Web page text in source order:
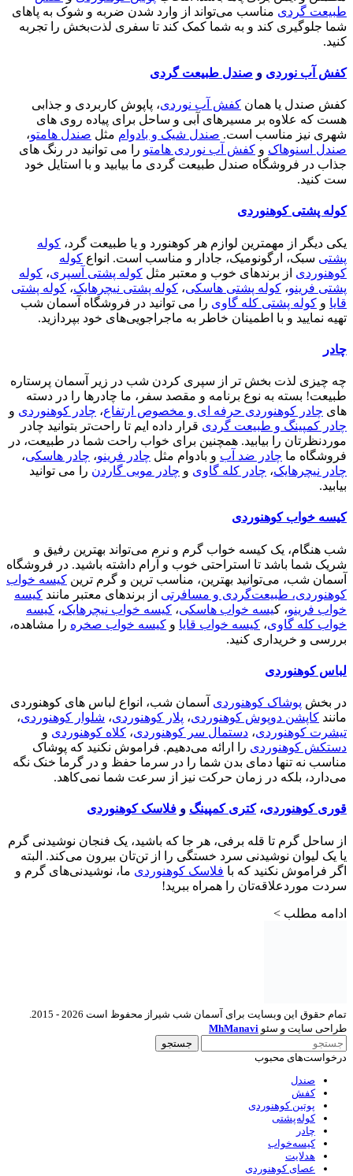
طبیعت گردی مناسب می‌تواند از وارد شدن ضربه و شوک به پاهای
شما جلوگیری کند و به شما کمک کند تا سفری لذت‌بخش را تجربه
کنید.
کفش آب نوردی و صندل طبیعت گردی
کفش صندل یا همان کفش آب نوردی، پاپوش کاربردی و جذابی
هست که علاوه بر مسیرهای آبی و ساحل برای پیاده روی های
شهری نیز مناسب است. صندل شیک و بادوام مثل صندل هامتو،
صندل اسنوهاک و کفش آب نوردی هامتو را می توانید در رنگ های
جذاب در فروشگاه صندل طبیعت گردی ما بیابید و با استایل خود
ست کنید.
کوله پشتی کوهنوردی
یکی دیگر از مهمترین لوازم هر کوهنورد و یا طبیعت گرد، کوله
پشتی سبک، ارگونومیک، جادار و مناسب است. انواع کوله
کوهنوردی از برندهای خوب و معتبر مثل کوله پشتی آسپری، کوله
پشتی فرینو، کوله پشتی هاسکی، کوله پشتی نیچرهایک، کوله پشتی
قایا و کوله پشتی کله گاوی را می توانید در فروشگاه آسمان شب
تهیه نمایید و با اطمینان خاطر به ماجراجویی‌های خود بپردازید.
چادر
چه چیزی لذت بخش تر از سپری کردن شب در زیر آسمان پرستاره
طبیعت! بسته به نوع برنامه و مقصد سفر، ما چادرها را در دسته
های چادر کوهنوردی حرفه ای و مخصوص ارتفاع، چادر کوهنوردی و
چادر کمپینگ و طبیعت گردی قرار داده ایم تا راحت‌تر بتوانید چادر
موردنظرتان را بیابید. همچنین برای خواب راحت شما در طبیعت، در
فروشگاه ما چادر ضد آب و بادوام مثل چادر فرینو، چادر هاسکی،
چادر نیچرهایک، چادر کله گاوی و چادر موبی گاردن را می توانید
بیابید.
کیسه خواب کوهنوردی
شب هنگام، یک کیسه خواب گرم و نرم می‌تواند بهترین رفیق و
شریک شما باشد تا استراحتی خوب و آرام داشته باشید. در فروشگاه
آسمان شب، می‌توانید بهترین، مناسب ترین و گرم ترین کیسه خواب
کوهنوردی، طبیعت‌گردی و مسافرتی از برندهای معتبر مانند کیسه
خواب فرینو، کیسه خواب هاسکی، کیسه خواب نیچرهایک، کیسه
خواب کله گاوی، کیسه خواب قایا و کیسه خواب صخره را مشاهده،
بررسی و خریداری کنید.
لباس کوهنوردی
در بخش پوشاک کوهنوردی آسمان شب، انواع لباس های کوهنوردی
مانند کاپشن دوپوش کوهنوردی، پلار کوهنوردی، شلوار کوهنوردی،
تیشرت کوهنوردی، دستمال سر کوهنوردی، کلاه کوهنوردی و
دستکش کوهنوردی را ارائه می‌دهیم. فراموش نکنید که پوشاک
مناسب نه تنها دمای بدن شما را در سرما حفظ و در گرما خنک نگه
می‌دارد، بلکه در زمان حرکت نیز از سرعت شما نمی‌کاهد.
قوری کوهنوردی، کتری کمپینگ و فلاسک کوهنوردی
از ساحل گرم تا قله برفی، هر جا که باشید، یک فنجان نوشیدنی گرم
یا یک لیوان نوشیدنی سرد خستگی را از تن‌تان بیرون می‌کند. البته
اگر فراموش نکنید که با فلاسک کوهنوردی ما، نوشیدنی‌های گرم و
سردت موردعلاقه‌تان را همراه ببرید!
ادامه مطلب >
طراحی سایت و سئو MhManavi
جستجو
درخواست‌های محبوب
صندل
کفش
پوتین کوهنوردی
کوله‌پشتی
چادر
کیسه‌خواب
هدلایت
عصای کوهنوردی